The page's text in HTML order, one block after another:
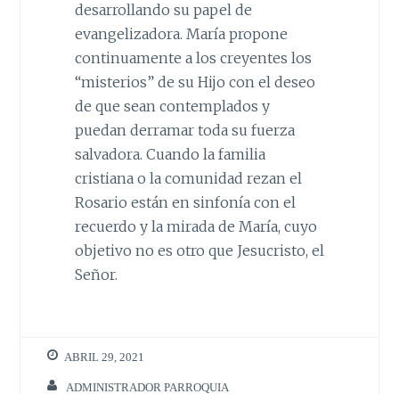
desarrollando su papel de
evangelizadora. María propone
continuamente a los creyentes los
“misterios” de su Hijo con el deseo
de que sean contemplados y
puedan derramar toda su fuerza
salvadora. Cuando la familia
cristiana o la comunidad rezan el
Rosario están en sinfonía con el
recuerdo y la mirada de María, cuyo
objetivo no es otro que Jesucristo, el
Señor.
ABRIL 29, 2021
ADMINISTRADOR PARROQUIA